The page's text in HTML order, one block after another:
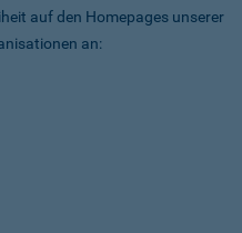
auf den Homepages unserer
an: